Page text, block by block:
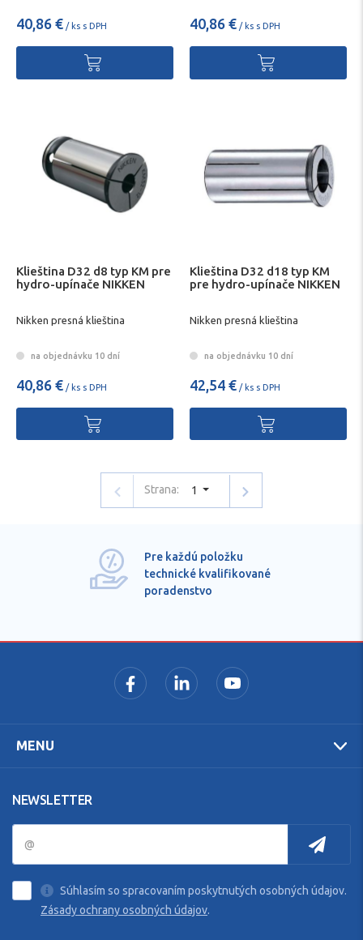
40,86 € / ks s DPH 40,86 € / ks s DPH
Klieština D32 d8 typ KM pre
hydro-upínače NIKKEN
Nikken presná klieština
na objednávku 10 dní
40,86 € / ks s DPH
Klieština D32 d18 typ KM
pre hydro-upínače NIKKEN
Nikken presná klieština
na objednávku 10 dní
42,54 € / ks s DPH
Strana: 1
Pre každú položku
technické kvalifikované
poradenstvo
MENU
NEWSLETTER
Súhlasím so spracovaním poskytnutých osobných údajov.
Zásady ochrany osobných údajov.